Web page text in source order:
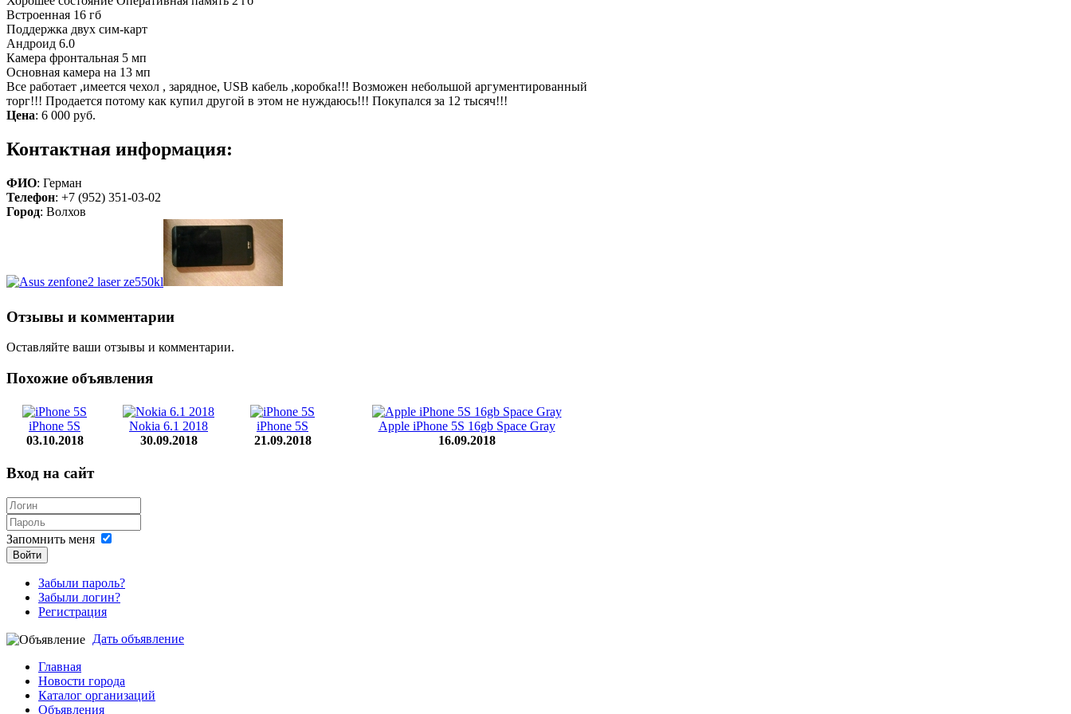
Встроенная 16 гб
Поддержка двух сим-карт
Андроид 6.0
Камера фронтальная 5 мп
Основная камера на 13 мп
Все работает ,имеется чехол , зарядное, USB кабель ,коробка!!! Возможен небольшой аргументированный
торг!!! Продается потому как купил другой в этом не нуждаюсь!!! Покупался за 12 тысяч!!!
Цена: 6 000 руб.
Контактная информация:
ФИО: Герман
Телефон: +7 (952) 351-03-02
Город: Волхов
Отзывы и комментарии
Оставляйте ваши отзывы и комментарии.
Похожие объявления
iPhone 5S
03.10.2018
Nokia 6.1 2018
30.09.2018
iPhone 5S
21.09.2018
Apple iPhone 5S 16gb Space Gray
16.09.2018
Вход на сайт
Запомнить меня
Войти
Забыли пароль?
Забыли логин?
Регистрация
Дать объявление
Главная
Новости города
Каталог организаций
Объявления